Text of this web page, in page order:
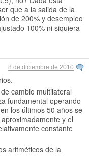
que a la salida de la
de 200% y desempleo
100% ni siquiera
8 de diciembre de 2010
cambio multilateral
fundamental operando
los últimos 50 años se
y el
constante
aritméticos de la